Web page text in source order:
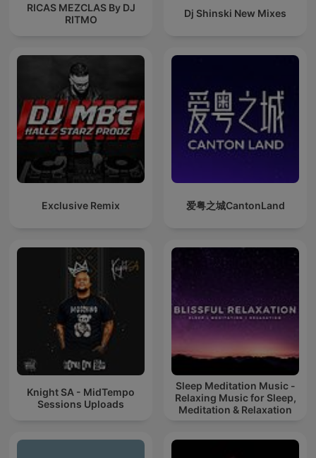
RICAS MEZCLAS By DJ
RITMO
Dj Shinski New Mixes
Exclusive Remix 爱粤之城CantonLand
Knight SA - MidTempo
Sessions Uploads
Sleep Meditation Music -
Relaxing Music for Sleep,
Meditation & Relaxation